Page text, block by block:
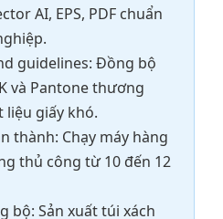
AI, EPS, PDF chuẩn
guidelines: Đồng bộ
và Pantone thương
liệu giấy khó.
thành: Chạy máy hàng
thủ công từ 10 đến 12
bộ: Sản xuất túi xách